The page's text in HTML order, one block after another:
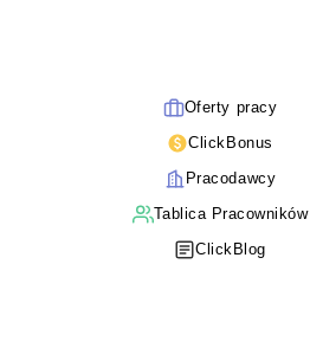
Oferty pracy
ClickBonus
Pracodawcy
Tablica Pracowników
ClickBlog